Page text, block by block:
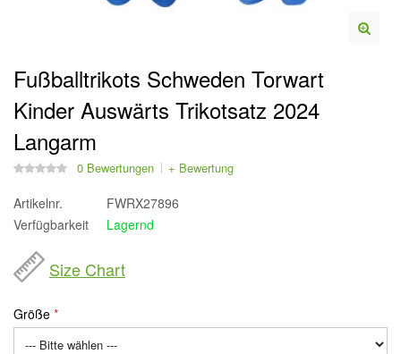
Fußballtrikots Schweden Torwart
Kinder Auswärts Trikotsatz 2024
Langarm
0 Bewertungen + Bewertung
Artikelnr.
FWRX27896
Verfügbarkeit
Lagernd
Size Chart
Größe